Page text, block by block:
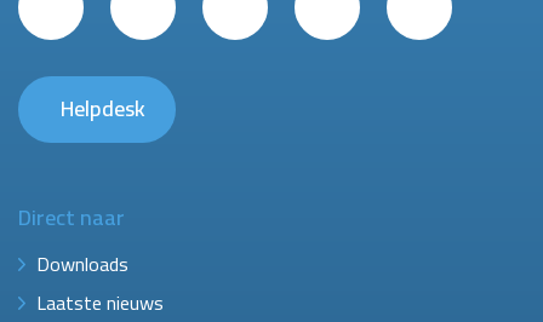
Helpdesk
Direct naar
Downloads
Laatste nieuws